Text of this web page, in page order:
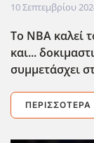
10 Σεπτεμβρίου
Το NBA καλεί
και...
συμμετάσχει
ΠΕΡΙΣΣΌΤΕΡΑ